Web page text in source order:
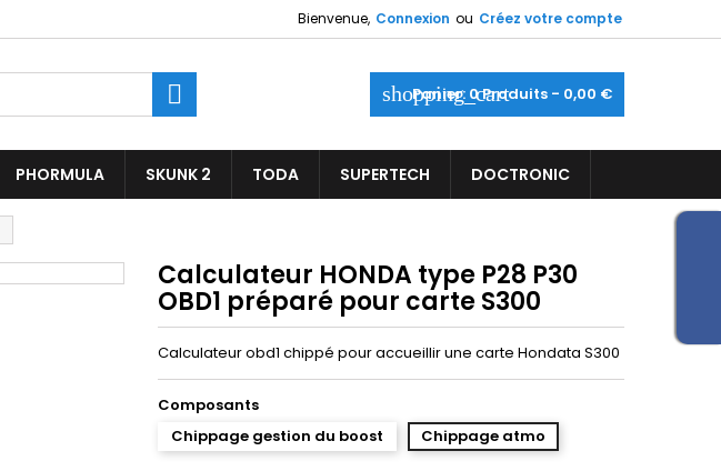
Bienvenue, Connexion ou Créez votre compte
shopping_cart
Panier: 0Produits - 0,00 €

PHORMULA SKUNK 2 TODA SUPERTECH DOCTRONIC
Calculateur HONDA type P28 P30
OBD1 préparé pour carte S300
Calculateur obd1 chippé pour accueillir une carte Hondata S300
Composants
Chippage gestion du boost
Chippage atmo